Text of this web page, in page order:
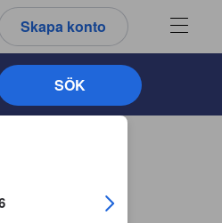
Skapa konto
och utcheckningsdatumen. När du
SÖK